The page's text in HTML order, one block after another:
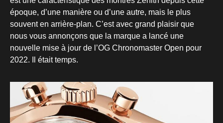
époque, d’une manière ou d’une autre, mais le plus
souvent en arrière-plan. C’est avec grand plaisir que
nous vous annonçons que la marque a lancé une
nouvelle mise à jour de l’OG Chronomaster Open pour
2022. Il était temps.